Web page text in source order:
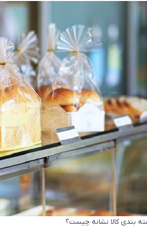
بندی کالا نشانه چیست؟